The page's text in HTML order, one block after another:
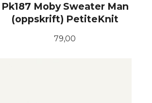
Pk187 Moby Sweater Man
(oppskrift) PetiteKnit
Pris
79,00